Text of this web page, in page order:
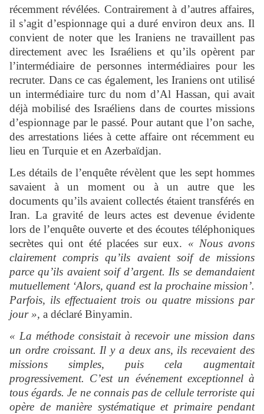
récemment révélées. Contrairement à d’autres affaires,
il s’agit d’espionnage qui a duré environ deux ans. Il
convient de noter que les Iraniens ne travaillent pas
directement avec les Israéliens et qu’ils opèrent par
l’intermédiaire de personnes intermédiaires pour les
recruter. Dans ce cas également, les Iraniens ont utilisé
un intermédiaire turc du nom d’Al Hassan, qui avait
déjà mobilisé des Israéliens dans de courtes missions
d’espionnage par le passé. Pour autant que l’on sache,
des arrestations liées à cette affaire ont récemment eu
lieu en Turquie et en Azerbaïdjan.
Les détails de l’enquête révèlent que les sept hommes
savaient à un moment ou à un autre que les
documents qu’ils avaient collectés étaient transférés en
Iran. La gravité de leurs actes est devenue évidente
lors de l’enquête ouverte et des écoutes téléphoniques
secrètes qui ont été placées sur eux. « Nous avons
clairement compris qu’ils avaient soif de missions
parce qu’ils avaient soif d’argent. Ils se demandaient
mutuellement ‘Alors, quand est la prochaine mission’.
Parfois, ils effectuaient trois ou quatre missions par
jour », a déclaré Binyamin.
« La méthode consistait à recevoir une mission dans
un ordre croissant. Il y a deux ans, ils recevaient des
missions simples, puis cela augmentait
progressivement. C’est un événement exceptionnel à
tous égards. Je ne connais pas de cellule terroriste qui
opère de manière systématique et primaire pendant